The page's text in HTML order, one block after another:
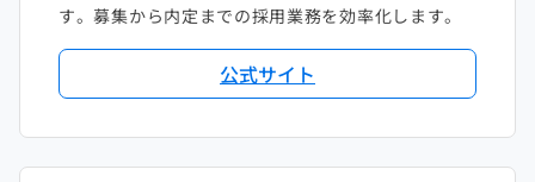
す。募集から内定までの採用業務を効率化します。
公式サイト